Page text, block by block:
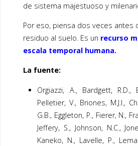
de sistema majestuoso y
Por eso, piensa dos veces antes
residuo al suelo. Es un recurso
escala temporal humana.
La fuente:
Orgiazzi, A., Bardgett, R.D.,
Pelletier, V., Briones, M.J.I.,
G.B., Eggleton, P., Fierer, N.,
Jeffery, S., Johnson, N.C.,
Kaneko, N., Lavelle, P.,